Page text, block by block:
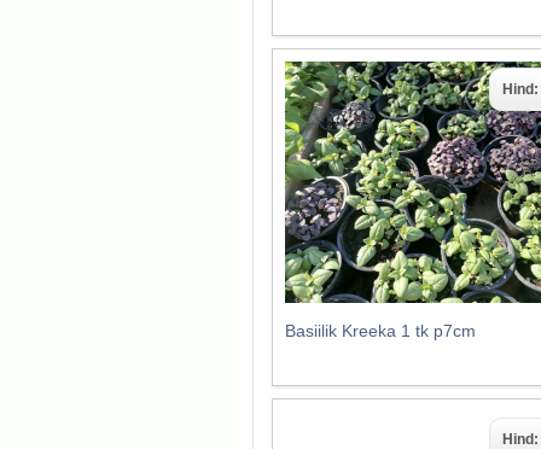
Basiilik Kreeka 1 tk p7cm
Hind:
Hind: